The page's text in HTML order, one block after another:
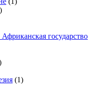
государство
(1)